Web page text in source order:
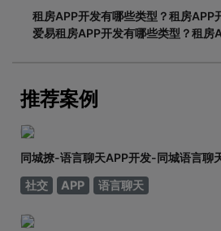
租房APP开发有哪些类型？租房
爱易租房APP开发有哪些类型？租房
推荐案例
同城撩-语言聊天APP开发-同城语言聊
社交
APP 语言聊天